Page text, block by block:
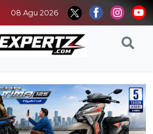
08 Agu 2026